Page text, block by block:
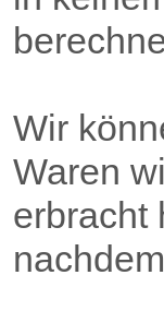
Wir
Waren
erbracht